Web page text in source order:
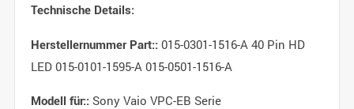
Technische Details:
Herstellernummer Part::015-0301-1516-A 40 Pin HD
LED 015-0101-1595-A 015-0501-1516-A
Modell für::Sony Vaio VPC-EB Serie